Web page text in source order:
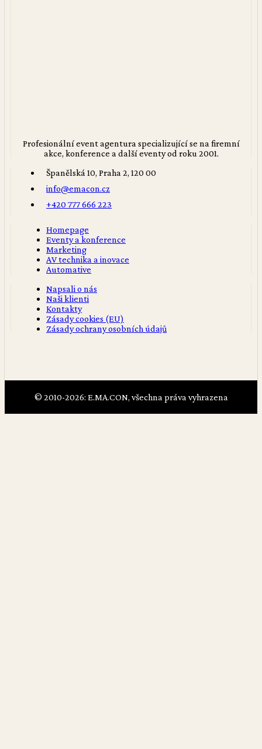
Profesionální event agentura specializující se na firemní
akce, konference a další eventy od roku 2001.
Španělská 10, Praha 2, 120 00
info@emacon.cz
+420 777 666 223
Homepage
Eventy a konference
Marketing
AV technika a inovace
Automative
Napsali o nás
Naši klienti
Kontakty
Zásady cookies (EU)
Zásady ochrany osobních údajů
© 2010-2026: E.MA.CON, všechna práva vyhrazena